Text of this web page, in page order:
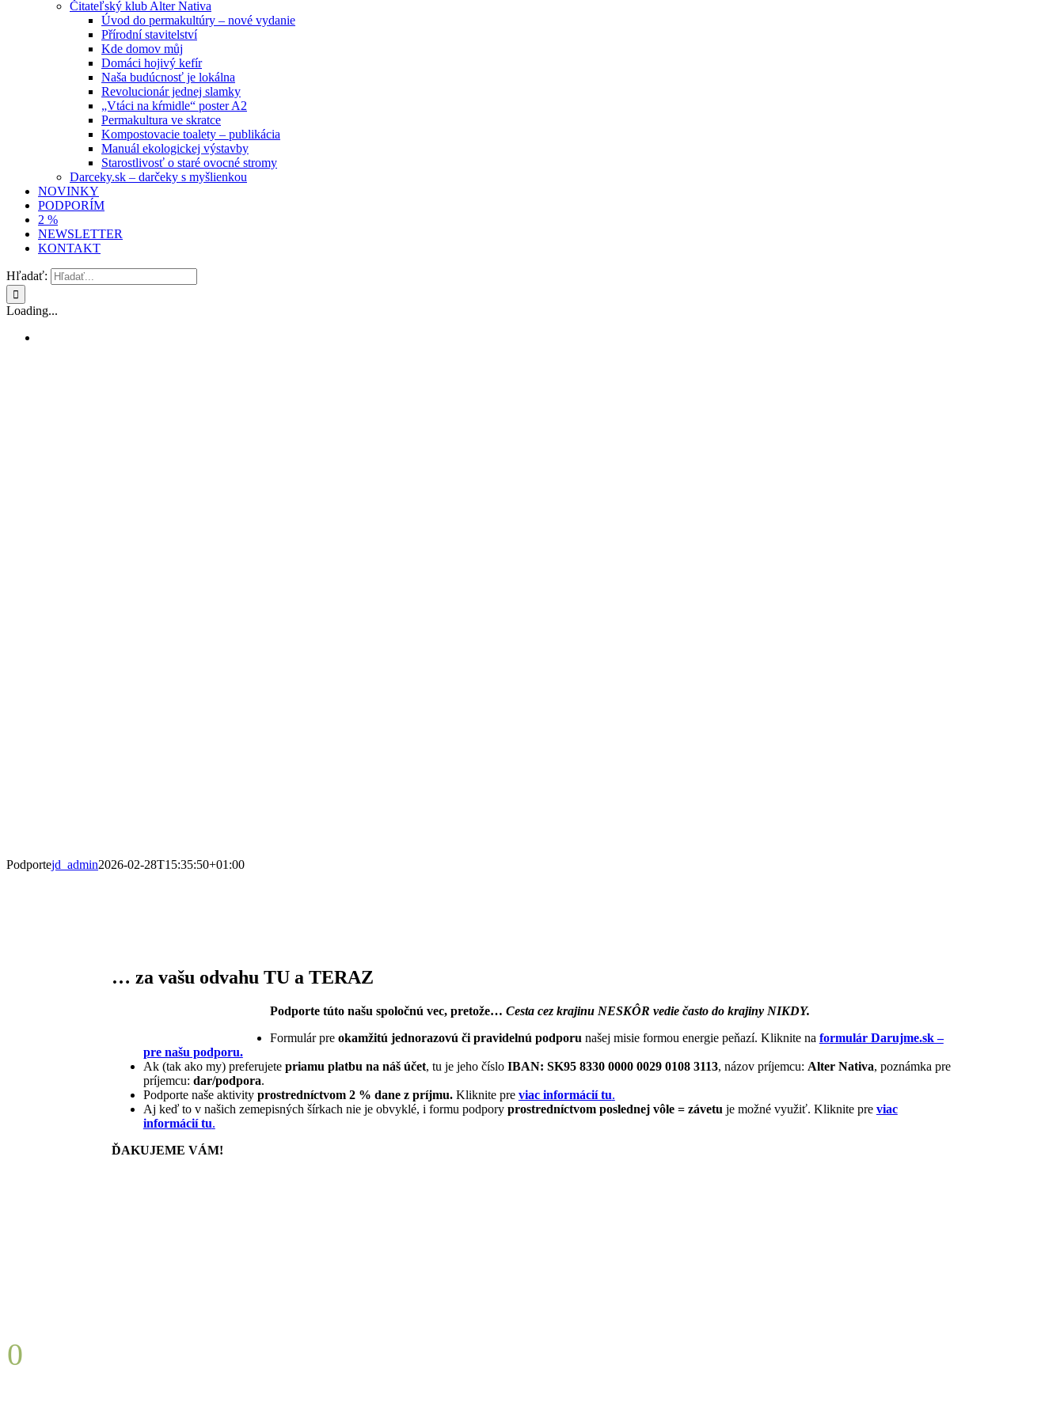
Čitateľský klub Alter Nativa
Úvod do permakultúry – nové vydanie
Přírodní stavitelství
Kde domov můj
Domáci hojivý kefír
Naša budúcnosť je lokálna
Revolucionár jednej slamky
„Vtáci na kŕmidle“ poster A2
Permakultura ve skratce
Kompostovacie toalety – publikácia
Manuál ekologickej výstavby
Starostlivosť o staré ovocné stromy
Darceky.sk – darčeky s myšlienkou
NOVINKY
PODPORÍM
2 %
NEWSLETTER
KONTAKT
Hľadať:
Loading...
Podportejd_admin2026-02-28T15:35:50+01:00
… za vašu odvahu TU a TERAZ
Podporte túto našu spoločnú vec, pretože… Cesta cez krajinu NESKÔR vedie často do krajiny NIKDY.
Formulár pre okamžitú jednorazovú či pravidelnú podporu našej misie formou energie peňazí. Kliknite na formulár Darujme.sk –
pre našu podporu.
Ak (tak ako my) preferujete priamu platbu na náš účet, tu je jeho čísloIBAN: SK95 8330 0000 0029 0108 3113, názov príjemcu: Alter Nativa, poznámka pre
príjemcu: dar/podpora.
Podporte naše aktivity prostredníctvom 2 % dane z príjmu.Kliknite pre viac informácií tu.
Aj keď to v našich zemepisných šírkach nie je obvyklé, i formu podpory prostredníctvom poslednej vôle = závetu je možné využiť. Kliknite pre viac
informácií tu.
ĎAKUJEME VÁM!
0